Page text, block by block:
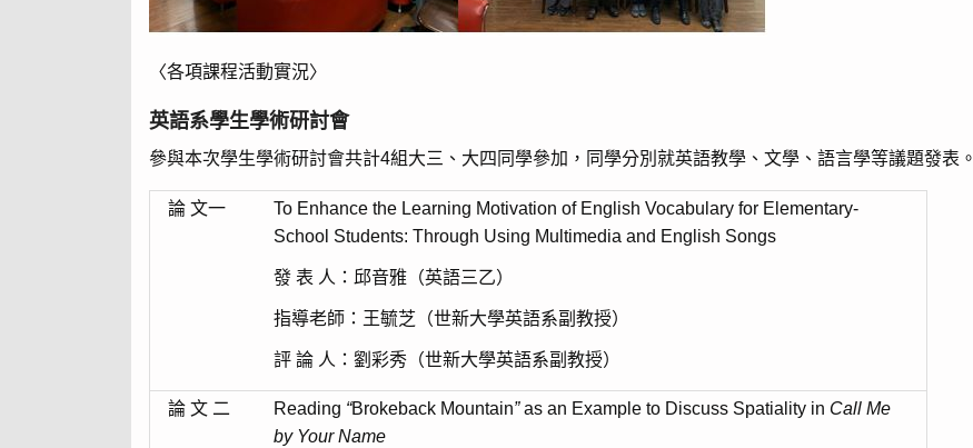
〈各項課程活動實況〉
英語系學生學術研討會
參與本次學生學術研討會共計4組大三、大四同學參加，同學分別就英語教學、文學、語言學等議題發表。
論 文一
To Enhance the Learning Motivation of English Vocabulary for Elementary-
School Students: Through Using Multimedia and English Songs
發 表 人：邱音雅（英語三乙）
指導老師：王毓芝（世新大學英語系副教授）
評 論 人：劉彩秀（世新大學英語系副教授）
論 文 二 Reading “Brokeback Mountain”as an Example to Discuss Spatiality in Call Me
by Your Name